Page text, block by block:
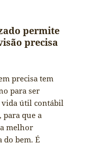
permite
precisa
precisa tem
para ser
vida útil contábil
para que a
melhor
do bem. É